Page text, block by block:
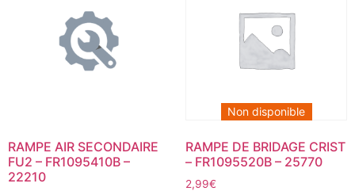
RAMPE AIR SECONDAIRE
FU2 – FR1095410B –
22210
Non disponible
RAMPE DE BRIDAGE CRIST
– FR1095520B – 25770
2,99€